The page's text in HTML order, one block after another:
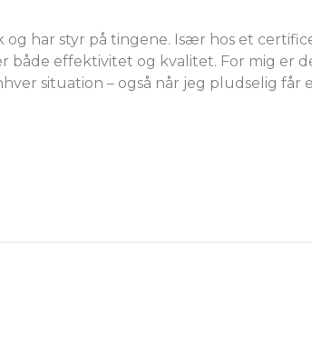
har styr på tingene. Især hos et
både effektivitet og kvalitet. For mig er
situation – også når jeg pludselig